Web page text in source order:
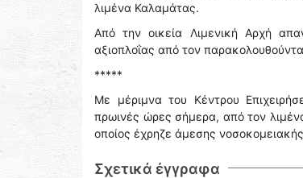
λιμένα Καλαμάτας.
Από την οικεία Λιμενική Αρχή
αξιοπλοΐας από τον
*****
Με μέριμνα του Κέντρου
πρωινές ώρες σήμερα, από τον
οποίος έχρηζε άμεσης
Σχετικά έγγραφα